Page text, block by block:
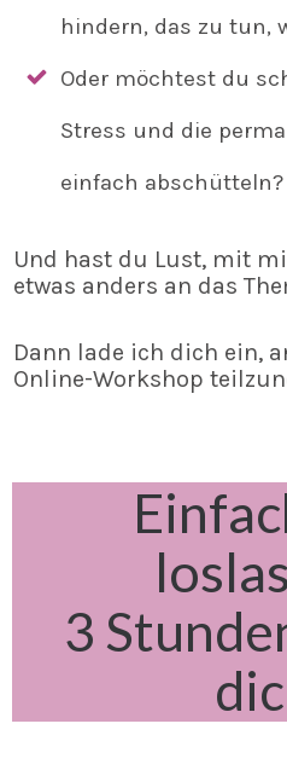
hindern, das zu tun,
Oder möchtest du
Stress und die
einfach abschütteln?
Und hast du Lust, mit
etwas anders an das
Dann lade ich dich ein,
Online-Workshop
3